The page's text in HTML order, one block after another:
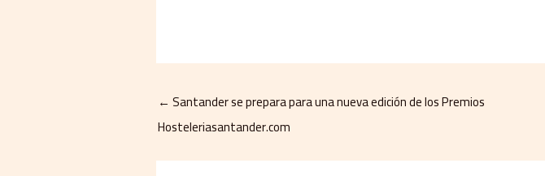
← Santander se prepara para una nueva edición de los Premios
Hosteleriasantander.com